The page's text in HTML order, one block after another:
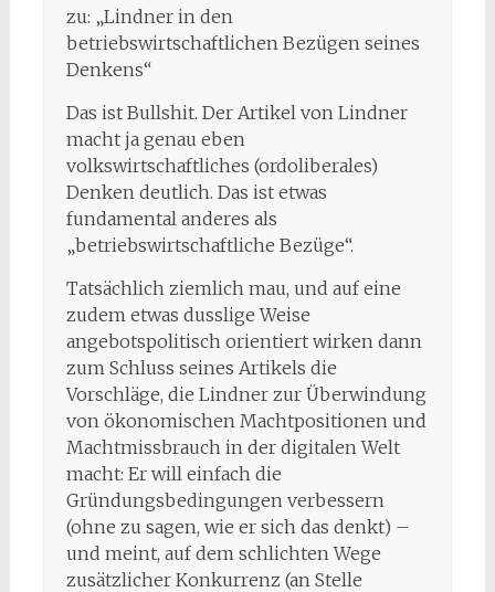
zu: „Lindner in den
betriebswirtschaftlichen Bezügen seines
Denkens“
Das ist Bullshit. Der Artikel von Lindner
macht ja genau eben
volkswirtschaftliches (ordoliberales)
Denken deutlich. Das ist etwas
fundamental anderes als
„betriebswirtschaftliche Bezüge“.
Tatsächlich ziemlich mau, und auf eine
zudem etwas dusslige Weise
angebotspolitisch orientiert wirken dann
zum Schluss seines Artikels die
Vorschläge, die Lindner zur Überwindung
von ökonomischen Machtpositionen und
Machtmissbrauch in der digitalen Welt
macht: Er will einfach die
Gründungsbedingungen verbessern
(ohne zu sagen, wie er sich das denkt) –
und meint, auf dem schlichten Wege
zusätzlicher Konkurrenz (an Stelle